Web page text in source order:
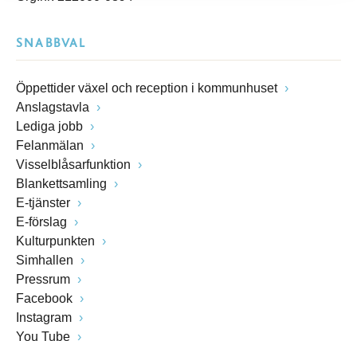
SNABBVAL
Öppettider växel och reception i kommunhuset
Anslagstavla
Lediga jobb
Felanmälan
Visselblåsarfunktion
Blankettsamling
E-tjänster
E-förslag
Kulturpunkten
Simhallen
Pressrum
Facebook
Instagram
You Tube